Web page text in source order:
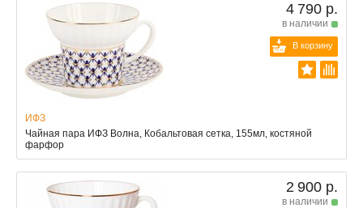
4 790 р.
в наличии
В корзину
ИФЗ
Чайная пара ИФЗ Волна, Кобальтовая сетка, 155мл, костяной
фарфор
2 900 р.
в наличии